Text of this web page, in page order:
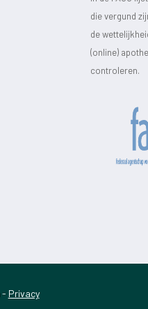
die vergund
de
(online)
controleren.
- Privacy